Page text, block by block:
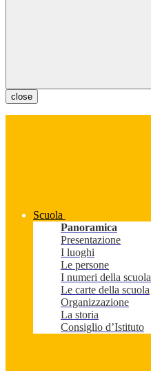
close
Scuola
Panoramica
Presentazione
I luoghi
Le persone
I numeri della scuola
Le carte della scuola
Organizzazione
La storia
Consiglio d’Istituto